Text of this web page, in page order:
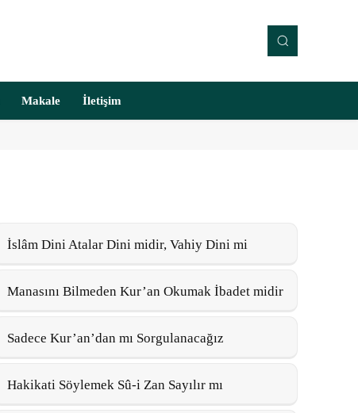
Makale İletişim
İslâm Dini Atalar Dini midir, Vahiy Dini mi
Manasını Bilmeden Kur’an Okumak İbadet midir
Sadece Kur’an’dan mı Sorgulanacağız
Hakikati Söylemek Sû-i Zan Sayılır mı